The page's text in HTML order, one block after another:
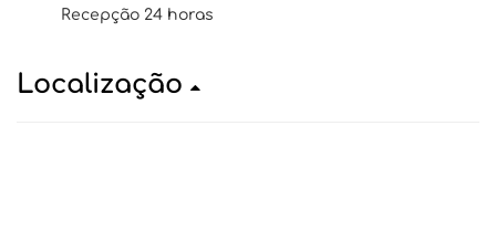
Recepção 24 horas
Localização